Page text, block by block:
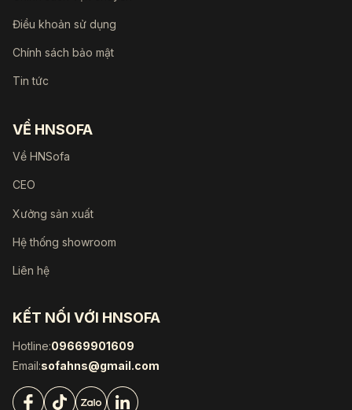
Điều khoản sử dụng
Chính sách bảo mật
Tin tức
VỀ HNSOFA
Về HNSofa
CEO
Xưởng sản xuất
Hệ thống showroom
Liên hệ
KẾT NỐI VỚI HNSOFA
Hotline:09669901609
Email:sofahns@gmail.com